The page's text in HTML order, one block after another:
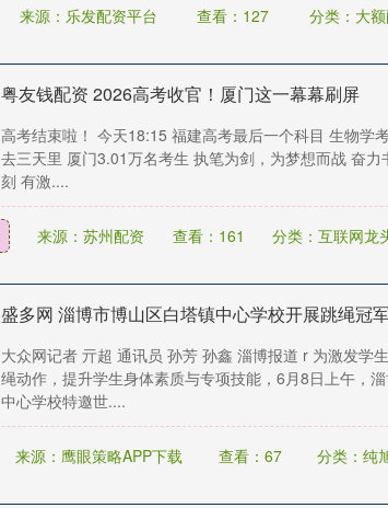
来源：乐发配资平台 查看：127 分类：大
粤友钱配资 2026高考收官！厦门这一幕幕刷屏
高考结束啦！ 今天18:15 福建高考最后一个科目 生物学
去三天里 厦门3.01万名考生 执笔为剑，为梦想而战 奋力
刻 有激....
来源：苏州配资 查看：161 分类：互联网龙
盛多网 淄博市博山区白塔镇中心学校开展跳绳冠
大众网记者 亓超 通讯员 孙芳 孙鑫 淄博报道 r 为激发学
绳动作，提升学生身体素质与专项技能，6月8日上午，
中心学校特邀世....
来源：鹰眼策略APP下载 查看：67 分类：纯